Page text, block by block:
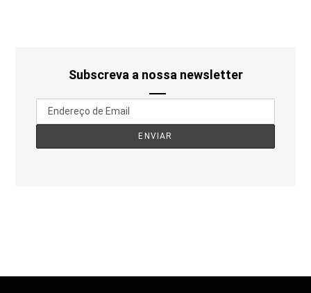
Subscreva a nossa newsletter